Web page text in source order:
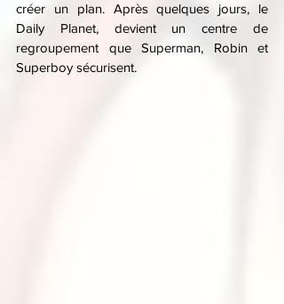
créer un plan. Après quelques jours, le
Daily Planet, devient un centre de
regroupement que Superman, Robin et
Superboy sécurisent.